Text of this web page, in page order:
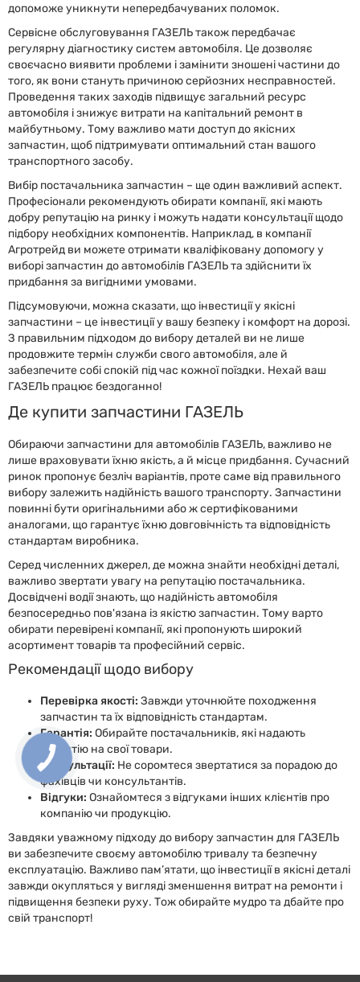
допоможе уникнути непередбачуваних поломок.
Сервісне обслуговування ГАЗЕЛЬ також передбачає
регулярну діагностику систем автомобіля. Це дозволяє
своєчасно виявити проблеми і замінити зношені частини до
того, як вони стануть причиною серйозних несправностей.
Проведення таких заходів підвищує загальний ресурс
автомобіля і знижує витрати на капітальний ремонт в
майбутньому. Тому важливо мати доступ до якісних
запчастин, щоб підтримувати оптимальний стан вашого
транспортного засобу.
Вибір постачальника запчастин – ще один важливий аспект.
Професіонали рекомендують обирати компанії, які мають
добру репутацію на ринку і можуть надати консультації щодо
підбору необхідних компонентів. Наприклад, в компанії
Агротрейд ви можете отримати кваліфіковану допомогу у
виборі запчастин до автомобілів ГАЗЕЛЬ та здійснити їх
придбання за вигідними умовами.
Підсумовуючи, можна сказати, що інвестиції у якісні
запчастини – це інвестиції у вашу безпеку і комфорт на дорозі.
З правильним підходом до вибору деталей ви не лише
продовжите термін служби свого автомобіля, але й
забезпечите собі спокій під час кожної поїздки. Нехай ваш
ГАЗЕЛЬ працює бездоганно!
Де купити запчастини ГАЗЕЛЬ
Обираючи запчастини для автомобілів ГАЗЕЛЬ, важливо не
лише враховувати їхню якість, а й місце придбання. Сучасний
ринок пропонує безліч варіантів, проте саме від правильного
вибору залежить надійність вашого транспорту. Запчастини
повинні бути оригінальними або ж сертифікованими
аналогами, що гарантує їхню довговічність та відповідність
стандартам виробника.
Серед численних джерел, де можна знайти необхідні деталі,
важливо звертати увагу на репутацію постачальника.
Досвідчені водії знають, що надійність автомобіля
безпосередньо пов'язана із якістю запчастин. Тому варто
обирати перевірені компанії, які пропонують широкий
асортимент товарів та професійний сервіс.
Рекомендації щодо вибору
Перевірка якості: Завжди уточнюйте походження
запчастин та їх відповідність стандартам.
Гарантія: Обирайте постачальників, які надають
гарантію на свої товари.
Консультації: Не соромтеся звертатися за порадою до
фахівців чи консультантів.
Відгуки: Ознайомтеся з відгуками інших клієнтів про
компанію чи продукцію.
Завдяки уважному підходу до вибору запчастин для ГАЗЕЛЬ
ви забезпечите своєму автомобілю тривалу та безпечну
експлуатацію. Важливо пам’ятати, що інвестиції в якісні деталі
завжди окупляться у вигляді зменшення витрат на ремонти і
підвищення безпеки руху. Тож обирайте мудро та дбайте про
свій транспорт!